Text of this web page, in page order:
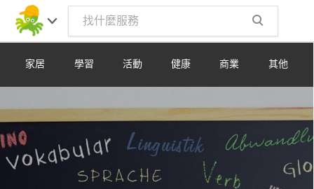
家居 學習 活動 健康 商業 其他